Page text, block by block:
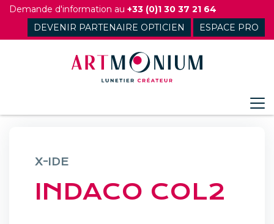
Skip
content
Demande d'information au +33 (0)1 30 37 21 64
DEVENIR PARTENAIRE OPTICIEN
ESPACE PRO
X-IDE
INDACO COL2